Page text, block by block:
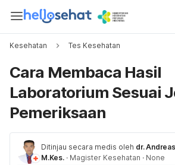
Kesehatan Tes Kesehatan
Cara Membaca Hasil
Laboratorium Sesuai
Pemeriksaan
Ditinjau secara medis oleh dr.
M.Kes. · Magister Kesehatan · None